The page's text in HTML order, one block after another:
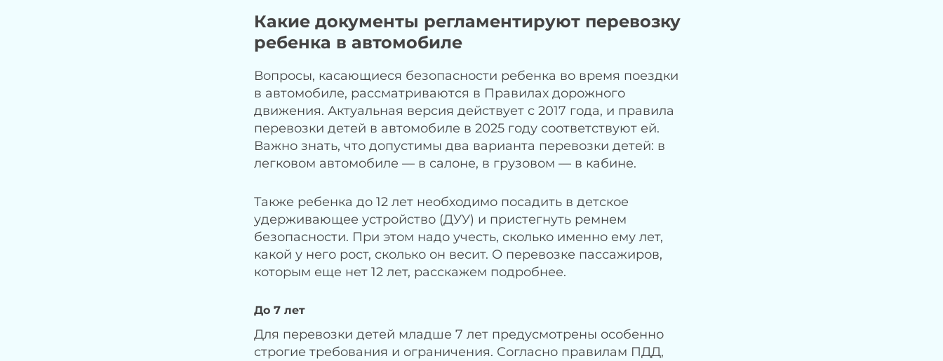
Какие документы регламентируют перевозку
ребенка в автомобиле
Вопросы, касающиеся безопасности ребенка во время поездки
в автомобиле, рассматриваются в Правилах дорожного
движения. Актуальная версия действует с 2017 года, и правила
перевозки детей в автомобиле в 2025 году соответствуют ей.
Важно знать, что допустимы два варианта перевозки детей: в
легковом автомобиле — в салоне, в грузовом — в кабине.
Также ребенка до 12 лет необходимо посадить в детское
удерживающее устройство (ДУУ) и пристегнуть ремнем
безопасности. При этом надо учесть, сколько именно ему лет,
какой у него рост, сколько он весит. О перевозке пассажиров,
которым еще нет 12 лет, расскажем подробнее.
До 7 лет
Для перевозки детей младше 7 лет предусмотрены особенно
строгие требования и ограничения. Согласно правилам ПДД,